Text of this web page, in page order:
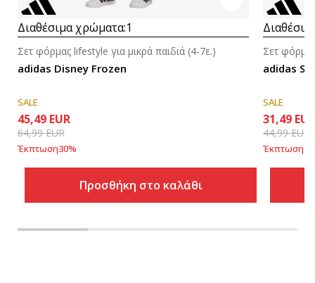
Διαθέσιμα χρώματα:1
adidas Disney Frozen
Σετ φόρμας lifestyle για μικρά παιδιά (4-7ε.)
SALE
45,49 EUR
64,99EUR
Έκπτωση30%
Προσθήκη στο καλάθι
adidas
Σετ
SALE
31,49 EUR
44,99EUR
Έκπτωση30